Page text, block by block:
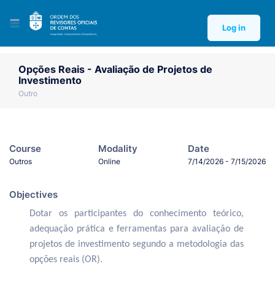
Log in
Opções Reais - Avaliação de Projetos de
Investimento
Outro
Course
Outros
Modality
Online
Date
7/14/2026 - 7/15/2026
Objectives
Dotar os participantes do conhecimento teórico,
adequação prática e ferramentas para avaliação de
projetos de investimento segundo a metodologia das
opções reais (OR).